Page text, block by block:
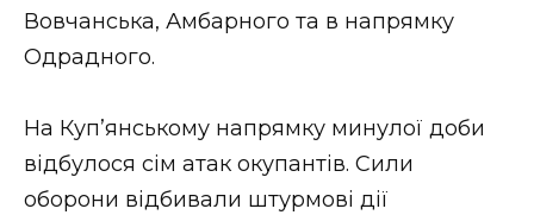
Вовчанська, Амбарного та в напрямку
Одрадного.
На Куп’янському напрямку минулої доби
відбулося сім атак окупантів. Сили
оборони відбивали штурмові дії